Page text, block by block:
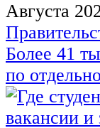
Августа
Более 41
по